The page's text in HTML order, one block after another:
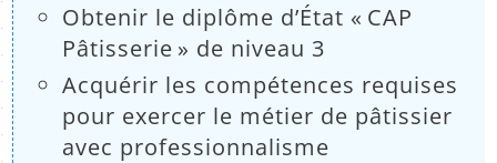
Obtenir le diplôme d’État « CAP
Pâtisserie » de niveau 3
Acquérir les compétences requises
pour exercer le métier de pâtissier
avec professionnalisme